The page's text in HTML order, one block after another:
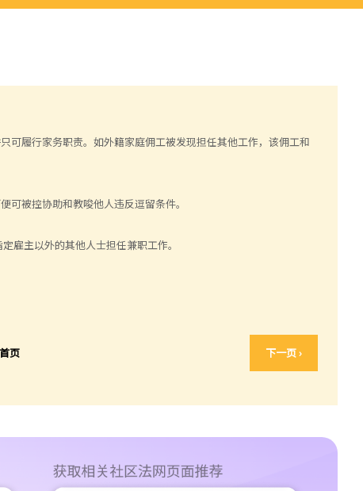
可履行家务职责。如外籍家庭佣工被发现担任其他工作，该佣工和
被控协助和教唆他人违反逗留条件。
雇主以外的其他人士担任兼职工作。
页 下一页 ›